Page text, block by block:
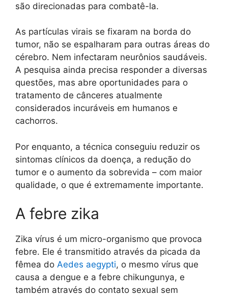
são direcionadas para combatê-la.
As partículas virais se fixaram na borda do
tumor, não se espalharam para outras áreas do
cérebro. Nem infectaram neurônios saudáveis.
A pesquisa ainda precisa responder a diversas
questões, mas abre oportunidades para o
tratamento de cânceres atualmente
considerados incuráveis em humanos e
cachorros.
Por enquanto, a técnica conseguiu reduzir os
sintomas clínicos da doença, a redução do
tumor e o aumento da sobrevida – com maior
qualidade, o que é extremamente importante.
A febre zika
Zika vírus é um micro-organismo que provoca
febre. Ele é transmitido através da picada da
fêmea do Aedes aegypti, o mesmo vírus que
causa a dengue e a febre chikungunya, e
também através do contato sexual sem